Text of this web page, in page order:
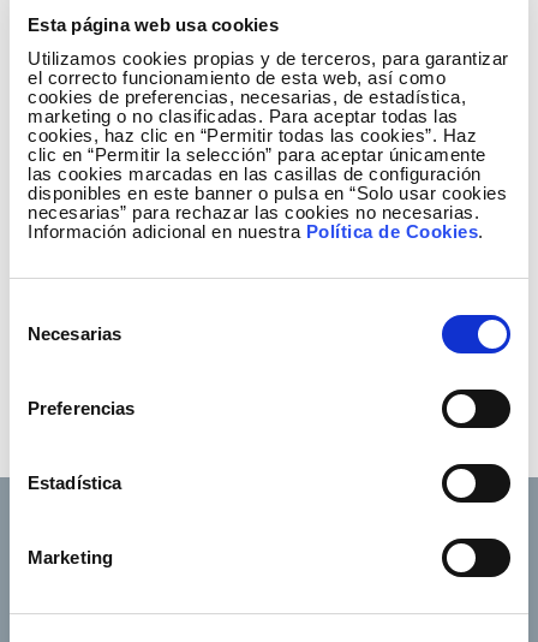
Esta página web usa cookies
Utilizamos cookies propias y de terceros, para garantizar
el correcto funcionamiento de esta web, así como
cookies de preferencias, necesarias, de estadística,
marketing o no clasificadas. Para aceptar todas las
cookies, haz clic en “Permitir todas las cookies”. Haz
clic en “Permitir la selección” para aceptar únicamente
las cookies marcadas en las casillas de configuración
disponibles en este banner o pulsa en “Solo usar cookies
necesarias” para rechazar las cookies no necesarias.
Información adicional en nuestra Política de Cookies.
Necesarias
Preferencias
Estadística
Marketing
Donload video "The black vulture
reintroduction project in Catalonia"
(ZIP - 92.05 MB)
Download
Attachments list...
del buitre negro en Cataluña"
(PDF - 34.33
Footer TOP
About us
Our services